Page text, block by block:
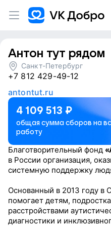
Антон тут рядом
Санкт-Петербург
+7 812 429-49-12
antontut.ru
4 109 513 ₽
общая сумма сборов на
работу
Благотворительный фонд
в России организация,
системную поддержку
Основанный в 2013 году в
помогает детям,
расстройствами
диагностики и